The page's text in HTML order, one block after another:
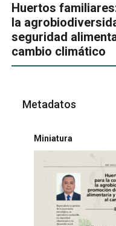
Huertos
la
seguridad
cambio climático
Metadatos
Miniatura